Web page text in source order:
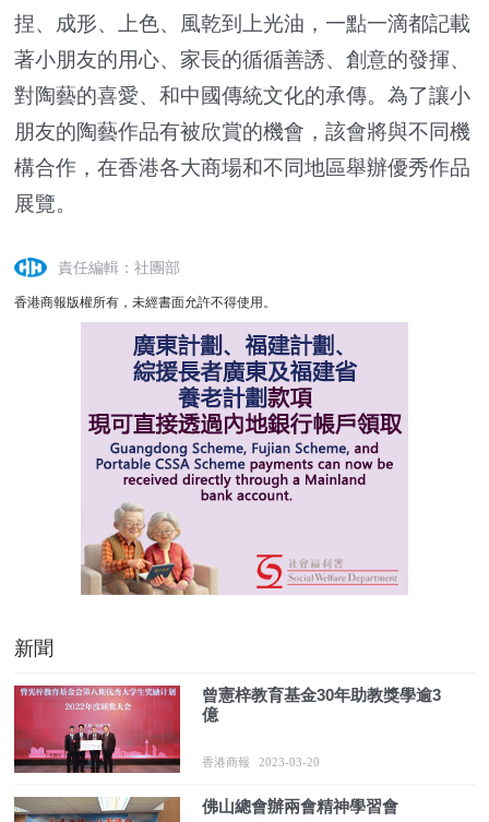
捏、成形、上色、風乾到上光油，一點一滴都記載
著小朋友的用心、家長的循循善誘、創意的發揮、
對陶藝的喜愛、和中國傳統文化的承傳。為了讓小
朋友的陶藝作品有被欣賞的機會，該會將與不同機
構合作，在香港各大商場和不同地區舉辦優秀作品
展覽。
責任編輯：社團部
香港商報版權所有，未經書面允許不得使用。
新聞
曾憲梓教育基金30年助教獎學逾3
億
香港商報 2023-03-20
佛山總會辦兩會精神學習會